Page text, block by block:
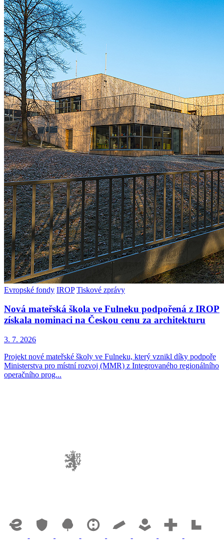
Evropské fondy IROP Tiskové zprávy
Nová mateřská škola ve Fulneku podpořená z IROP
získala nominaci na Českou cenu za architekturu
3. 7. 2026
Projekt nové mateřské školy ve Fulneku, který vznikl díky podpoře
Ministerstva pro místní rozvoj (MMR) z Integrovaného regionálního
operačního prog...